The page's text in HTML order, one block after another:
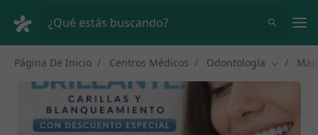
¿Qué estás buscando?
Página De Inicio Centros Médicos Odontología Cambiar